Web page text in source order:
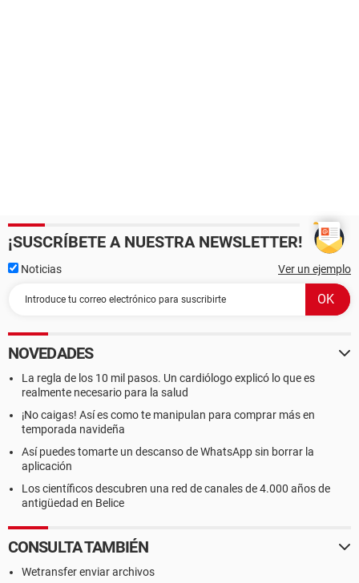
¡SUSCRÍBETE A NUESTRA NEWSLETTER!
Noticias Ver un ejemplo
NOVEDADES
La regla de los 10 mil pasos. Un cardiólogo explicó lo que es
realmente necesario para la salud
¡No caigas! Así es como te manipulan para comprar más en
temporada navideña
Así puedes tomarte un descanso de WhatsApp sin borrar la
aplicación
Los científicos descubren una red de canales de 4.000 años de
antigüedad en Belice
CONSULTA TAMBIÉN
Wetransfer enviar archivos